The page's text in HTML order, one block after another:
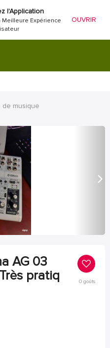
l'Application
Expérience
OUVRIR
de musique
AG 03
pratiq
0goûts